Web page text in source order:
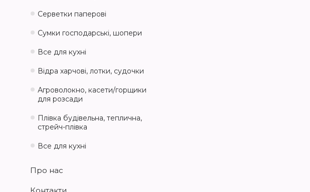
Серветки паперові
Сумки господарські, шопери
Все для кухні
Відра харчові, лотки, судочки
Агроволокно, касети/горщики
для розсади
Плівка будівельна, теплична,
стрейч-плівка
Все для кухні
Про нас